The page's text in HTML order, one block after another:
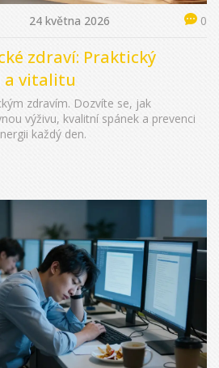
24 května 2026 0
zdraví: Praktický
a vitalitu
zdravím. Dozvíte se, jak
výživu, kvalitní spánek a prevenci
každý den.